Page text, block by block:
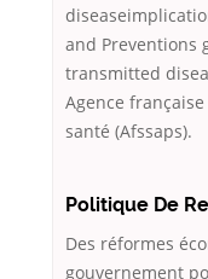
and Preventions
transmitted
Agence
santé (Afssaps).
Politique De
Des réformes
gouvernement